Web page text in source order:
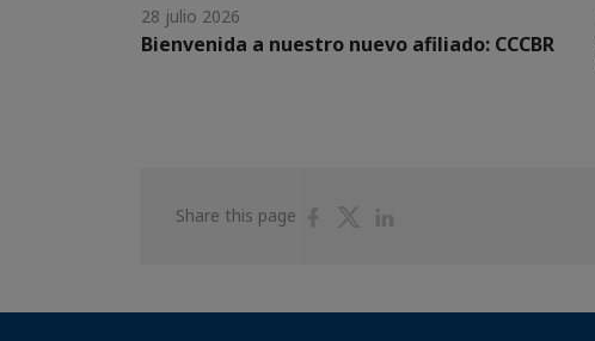
28 julio 2026
Bienvenida a nuestro nuevo afiliado: CCCBR
Share this page
ShareShare